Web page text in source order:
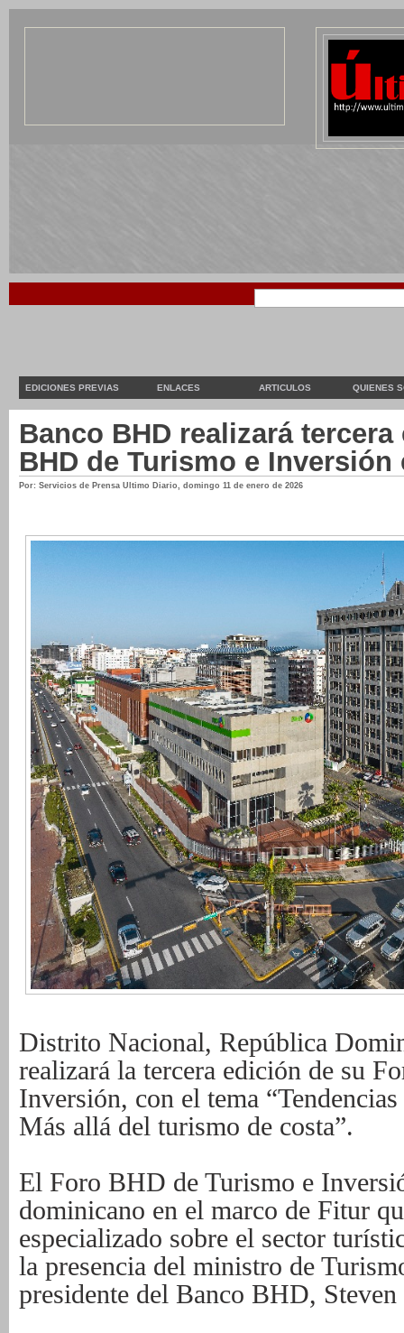
EDICIONES PREVIAS ENLACES ARTICULOS QUIENES
Banco BHD realizará
BHD de Turismo e Inversión
Por: Servicios de Prensa Ultimo Diario, domingo 11 de enero de 2026
Distrito Nacional, República
realizará la tercera edición de su
Inversión, con el tema
Más allá del turismo de costa”.
El Foro BHD de Turismo e
dominicano en el marco de Fitur
especializado sobre el sector
la presencia del ministro de
presidente del Banco BHD,